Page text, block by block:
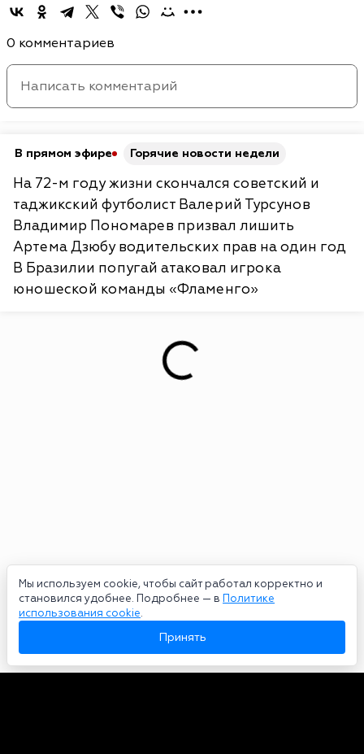
Мы используем cookie, чтобы сайт работал корректно и
становился удобнее. Подробнее — в Политике
использования cookie.
Принять
0 комментариев
В прямом эфире Горячие новости недели
На 72-м году жизни скончался советский и
таджикский футболист Валерий Турсунов
Владимир Пономарев призвал лишить
Артема Дзюбу водительских прав на один год
В Бразилии попугай атаковал игрока
юношеской команды «Фламенго»